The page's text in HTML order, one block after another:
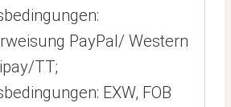
PayPal/ Western
TT;
EXW, FOB